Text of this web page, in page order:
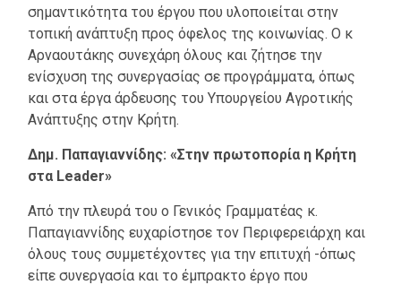
σημαντικότητα του έργου που υλοποιείται στην
τοπική ανάπτυξη προς όφελος της κοινωνίας. Ο κ
Αρναουτάκης συνεχάρη όλους και ζήτησε την
ενίσχυση της συνεργασίας σε προγράμματα, όπως
και στα έργα άρδευσης του Υπουργείου Αγροτικής
Ανάπτυξης στην Κρήτη.
Δημ. Παπαγιαννίδης: «Στην πρωτοπορία η Κρήτη
στα Leader»
Από την πλευρά του ο Γενικός Γραμματέας κ.
Παπαγιαννίδης ευχαρίστησε τον Περιφερειάρχη και
όλους τους συμμετέχοντες για την επιτυχή -όπως
είπε συνεργασία και το έμπρακτο έργο που